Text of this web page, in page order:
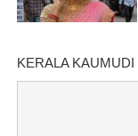
KERALA KAUMUDI